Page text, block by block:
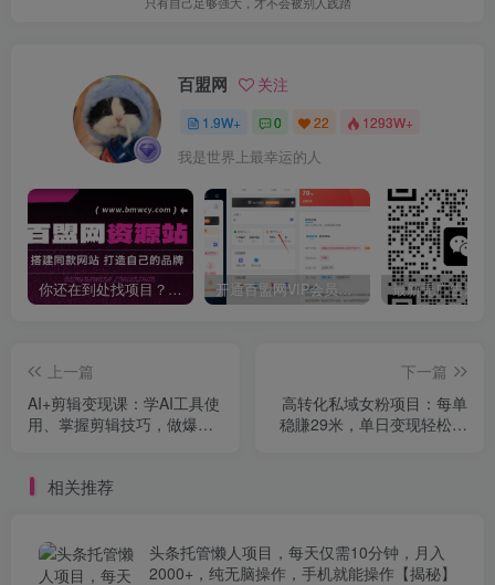
百盟网 关注
1.9W+ 0 22 1293W+
我是世界上最幸运的人
你还在到处找项目？还在当韭菜？我靠卖项目一个月收入5万+，曾经我也是个失败者。 开通百盟网VIP会员，尊享全站资源免费下载，享70%的推广提成！！【限时五折优惠】
上一篇
AI+剪辑变现课：学AI工具使
用、掌握剪辑技巧，做爆款
下一篇
高转化私域女粉项目：每单
稳賺29米，单日变现轻松破
相关推荐
头条托管懒人项目，每天仅需10分钟，月入
2000+，纯无脑操作，手机就能操作【揭秘】